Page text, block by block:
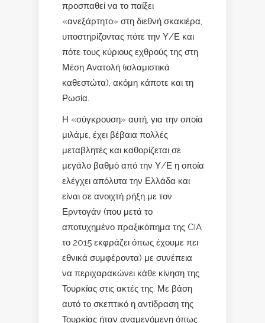
προσπαθεί να το παίξει
«ανεξάρτητο» στη διεθνή σκακιέρα,
υποστηρίζοντας πότε την Υ/Ε και
πότε τους κύριους εχθρούς της στη
Μέση Ανατολή (ισλαμιστικά
καθεστώτα), ακόμη κάποτε και τη
Ρωσία.
Η «σύγκρουση» αυτή, για την οποία
μιλάμε, έχει βέβαια πολλές
μεταβλητές και καθορίζεται σε
μεγάλο βαθμό από την Υ/Ε η οποία
ελέγχει απόλυτα την Ελλάδα και
είναι σε ανοιχτή ρήξη με τον
Ερντογάν (που μετά το
αποτυχημένο πραξικόπημα της CIA
το 2015 εκφράζει όπως έχουμε πει
εθνικά συμφέροντα) με συνέπεια
να περιχαρακώνει κάθε κίνηση της
Τουρκίας στις ακτές της. Με βάση
αυτό το σκεπτικό η αντίδραση της
Τουρκίας ήταν αναμενόμενη όπως